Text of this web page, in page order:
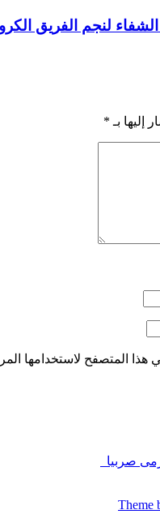
لنجم الفريق
إليها بـ *
هذا المتصفح لاستخدامها
صربيا